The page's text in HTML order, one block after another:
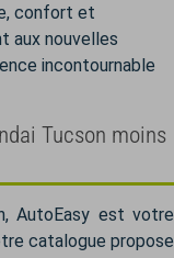
confort et
aux nouvelles
incontournable
Tucson moins
AutoEasy est votre
catalogue propose